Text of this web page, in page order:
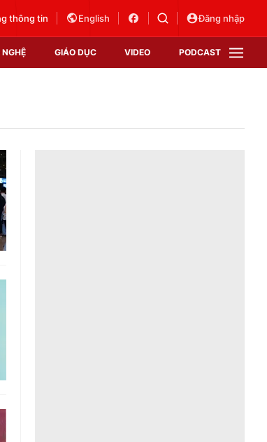
thông tin English Đăng nhập
GIÁO DỤC VIDEO PODCAST
VTV Sức khoẻ